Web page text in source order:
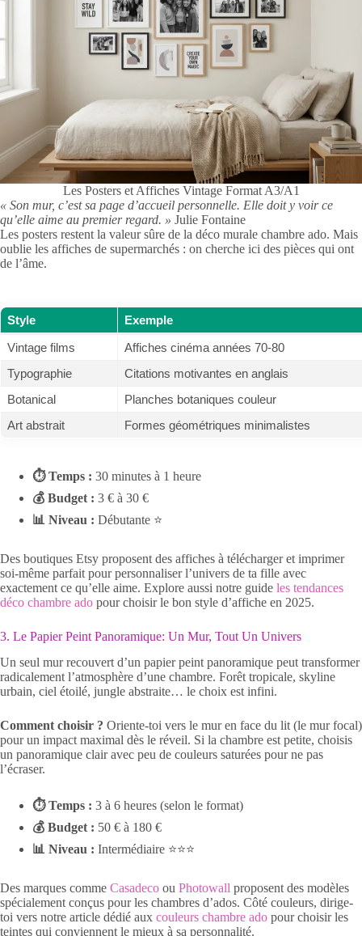
Les Posters et Affiches Vintage Format A3/A1
« Son mur, c’est sa page d’accueil personnelle. Elle doit y voir ce
qu’elle aime au premier regard. » Julie Fontaine
Les posters restent la valeur sûre de la déco murale chambre ado. Mais
oublie les affiches de supermarchés : on cherche ici des pièces qui ont
de l’âme.
Style
Exemple
Vintage films
Affiches cinéma années 70-80
Typographie
Citations motivantes en anglais
Botanical
Planches botaniques couleur
Art abstrait
Formes géométriques minimalistes
⏱ Temps : 30 minutes à 1 heure
💰 Budget : 3 € à 30 €
📊 Niveau : Débutante ⭐
Des boutiques Etsy proposent des affiches à télécharger et imprimer
soi-même parfait pour personnaliser l’univers de ta fille avec
exactement ce qu’elle aime. Explore aussi notre guide les tendances
déco chambre ado pour choisir le bon style d’affiche en 2025.
3. Le Papier Peint Panoramique: Un Mur, Tout Un Univers
Un seul mur recouvert d’un papier peint panoramique peut transformer
radicalement l’atmosphère d’une chambre. Forêt tropicale, skyline
urbain, ciel étoilé, jungle abstraite… le choix est infini.
Comment choisir ? Oriente-toi vers le mur en face du lit (le mur focal)
pour un impact maximal dès le réveil. Si la chambre est petite, choisis
un panoramique clair avec peu de couleurs saturées pour ne pas
l’écraser.
⏱ Temps : 3 à 6 heures (selon le format)
💰 Budget : 50 € à 180 €
📊 Niveau : Intermédiaire ⭐⭐⭐
Des marques comme Casadeco ou Photowall proposent des modèles
spécialement conçus pour les chambres d’ados. Côté couleurs, dirige-
toi vers notre article dédié aux couleurs chambre ado pour choisir les
teintes qui conviennent le mieux à sa personnalité.